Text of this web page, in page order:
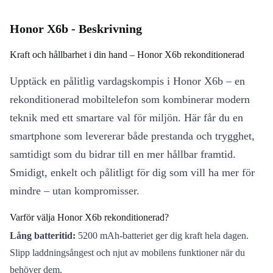
Honor X6b - Beskrivning
Kraft och hållbarhet i din hand – Honor X6b rekonditionerad
Upptäck en pålitlig vardagskompis i Honor X6b – en
rekonditionerad mobiltelefon som kombinerar modern
teknik med ett smartare val för miljön. Här får du en
smartphone som levererar både prestanda och trygghet,
samtidigt som du bidrar till en mer hållbar framtid.
Smidigt, enkelt och pålitligt för dig som vill ha mer för
mindre – utan kompromisser.
Varför välja Honor X6b rekonditionerad?
Lång batteritid: 5200 mAh-batteriet ger dig kraft hela dagen.
Slipp laddningsångest och njut av mobilens funktioner när du
behöver dem.